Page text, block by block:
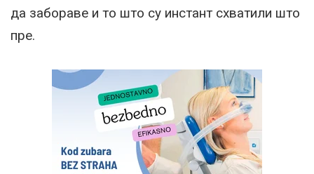
да забораве и то што су инстант схватили што
пре.